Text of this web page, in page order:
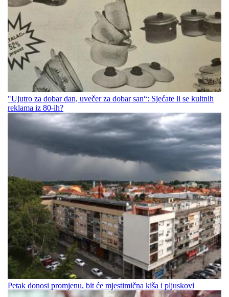
"Ujutro za dobar dan, uvečer za dobar san“: Sjećate li se kultnih
reklama iz 80-ih?
Petak donosi promjenu, bit će mjestimična kiša i pljuskovi